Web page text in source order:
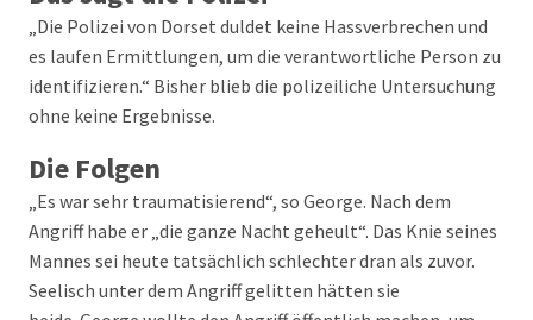
„Die Polizei von Dorset duldet keine Hassverbrechen und
es laufen Ermittlungen, um die verantwortliche Person zu
identifizieren.“ Bisher blieb die polizeiliche Untersuchung
ohne keine Ergebnisse.
Die Folgen
„Es war sehr traumatisierend“, so George. Nach dem
Angriff habe er „die ganze Nacht geheult“. Das Knie seines
Mannes sei heute tatsächlich schlechter dran als zuvor.
Seelisch unter dem Angriff gelitten hätten sie